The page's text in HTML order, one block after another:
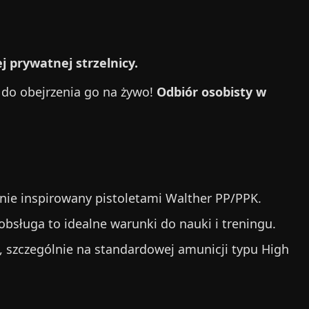
prywatnej strzelnicy.
obejrzenia go na żywo! Odbiór osobisty w
inspirowany pistoletami Walther PP/PPK.
to idealne warunki do nauki i treningu.
na standardowej amunicji typu High